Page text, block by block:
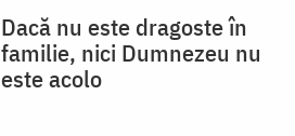
Dacă nu este dragoste în
familie, nici Dumnezeu nu
este acolo